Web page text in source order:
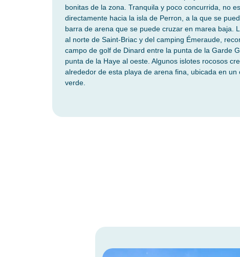
bonitas de la zona. Tranquila y poco concurrida, no
directamente hacia la isla de Perron, a la que se
barra de arena que se puede cruzar en marea baja.
al norte de Saint-Briac y del camping Émeraude,
campo de golf de Dinard entre la punta de la Garde
punta de la Haye al oeste. Algunos islotes rocosos
alrededor de esta playa de arena fina, ubicada en un
verde.